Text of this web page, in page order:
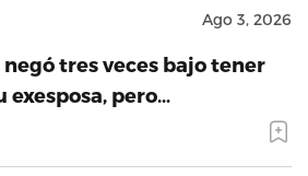
Ago 3, 2026
negó tres veces bajo tener
exesposa, pero…